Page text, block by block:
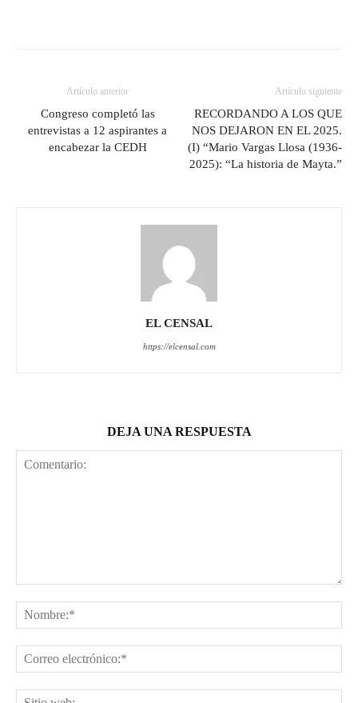
Artículo anterior
Congreso completó las
entrevistas a 12 aspirantes a
encabezar la CEDH
Artículo siguiente
RECORDANDO A LOS QUE
NOS DEJARON EN EL 2025.
(I) “Mario Vargas Llosa (1936-
2025): “La historia de Mayta.”
EL CENSAL
https://elcensal.com
DEJA UNA RESPUESTA